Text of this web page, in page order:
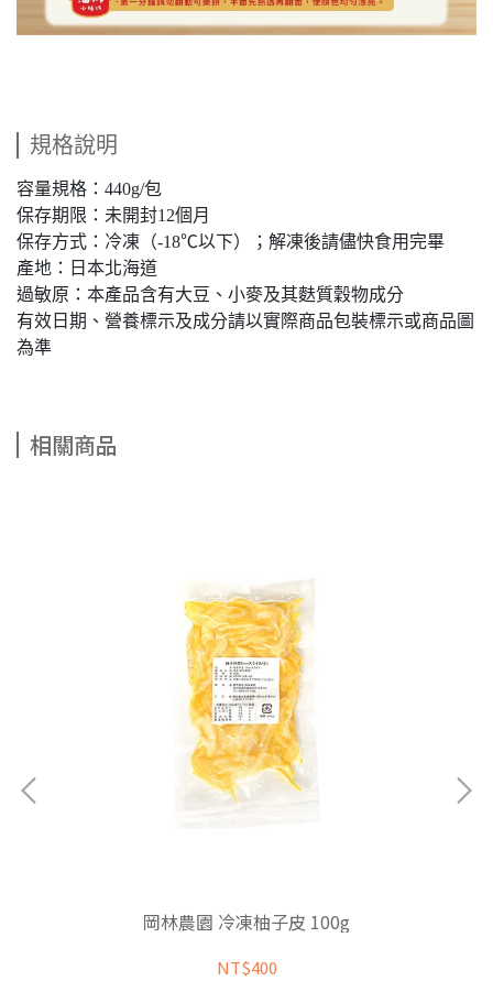
規格說明
容量規格：440g/包
保存期限：未開封12個月
保存方式：冷凍（-18℃以下）；解凍後請儘快食用完畢
產地：日本北海道
過敏原：本產品含有大豆、小麥及其麩質穀物成分
有效日期、營養標示及成分請以實際商品包裝標示或商品圖
為準
相關商品
岡林農園 冷凍柚子皮 100g
NT$400